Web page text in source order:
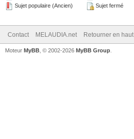
Sujet populaire (Ancien)
Sujet fermé
Contact MELAUDIA.net Retourner en haut
Moteur MyBB , © 2002-2026 MyBB Group